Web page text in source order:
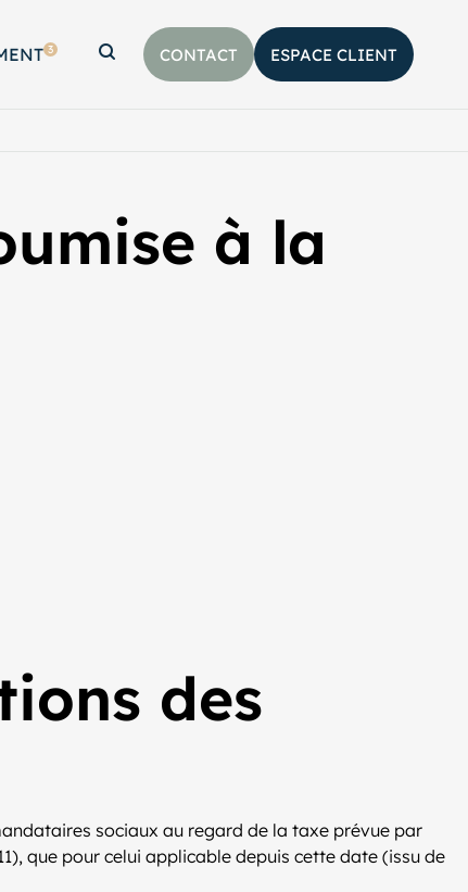
3
Afficher la barre de recherche
CONTACT ESPACE CLIENT
à la
des
sociaux au regard de la taxe prévue par
que pour celui applicable depuis cette date (issu de